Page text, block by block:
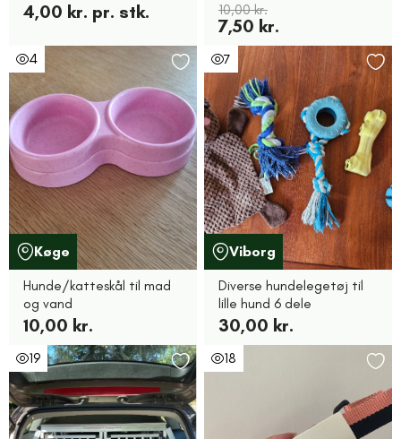
4,00 kr. pr. stk.
10,00 kr.
7,50 kr.
4
Køge
Hunde/katteskål til mad
og vand
10,00 kr.
7
Viborg
Diverse hundelegetøj til
lille hund 6 dele
30,00 kr.
19 18